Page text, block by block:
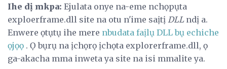
Ihe dị mkpa: Ejulata onye na-eme nchọpụta
exploerframe.dll site na otu n'ime saịtị DLLndị a.
Enwere ọtụtụ ihe mere nbudata faịlụ DLL bụ echiche
ọjọọ . Ọ bụrụ na ịchọrọ ịchọta explorerframe.dll, ọ
ga-akacha mma inweta ya site na isi mmalite ya.